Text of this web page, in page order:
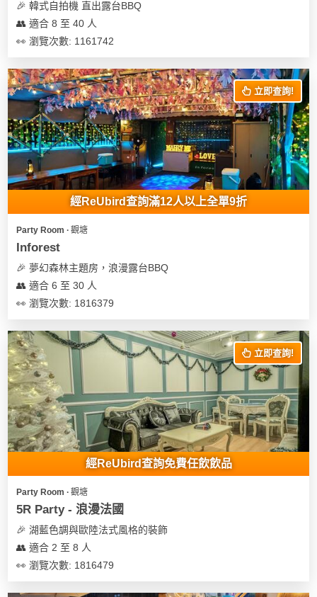
租
🎉 韓式自拍機 直出露台BBQ
👥 適合 8 至 40 人
👀 瀏覽次數: 1161742
立即查詢!
經ReUbird查詢滿12人以上全單9折
Party Room ∙ 觀塘
Inforest
🎉 夢幻森林主題房，浪漫露台BBQ
👥 適合 6 至 30 人
👀 瀏覽次數: 1816379
立即查詢!
經ReUbird查詢免費任飲飲品
Party Room ∙ 觀塘
5R Party - 浪漫法國
🎉 湖藍色調與歐陸法式風格的裝飾
👥 適合 2 至 8 人
👀 瀏覽次數: 1816479